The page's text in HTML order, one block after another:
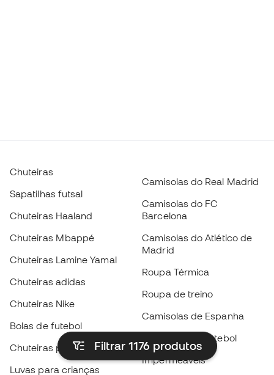
Filtrar 1176 produtos
Chuteiras
Sapatilhas futsal
Chuteiras Haaland
Chuteiras Mbappé
Chuteiras Lamine Yamal
Chuteiras adidas
Chuteiras Nike
Bolas de futebol
Chuteiras para crianças
Luvas para crianças
Camisolas do Real Madrid
Camisolas do FC
Barcelona
Camisolas do Atlético de
Madrid
Roupa Térmica
Roupa de treino
Camisolas de Espanha
Camisolas de futebol
Impermeáveis